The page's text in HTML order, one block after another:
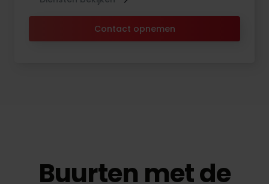
Contact opnemen
Buurten met de